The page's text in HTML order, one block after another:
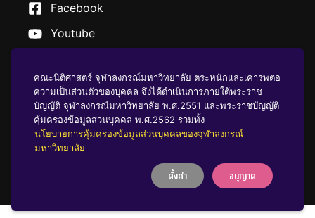
Facebook
Youtube
นโยบายคุ้มครองข้อมูลส่วนบุคคล
บริจาคให้ ฬ
คณะนิติศาสตร์ จุฬาลงกรณ์มหาวิทยาลัย ตระหนักและเคารพต่อ
ความเป็นส่วนตัวของบุคคล จึงได้ดำเนินการภายใต้พระราช
บัญญัติ จุฬาลงกรณ์มหาวิทยาลัย พ.ศ.2551 และพระราชบัญญัติ
คุ้มครองข้อมูลส่วนบุคคล พ.ศ.2562 รวมทั้ง
นโยบายการคุ้มครองข้อมูลส่วนบุคคลของจุฬาลงกรณ์
มหาวิทยาลัย
ตั้งค่า อนุญาต